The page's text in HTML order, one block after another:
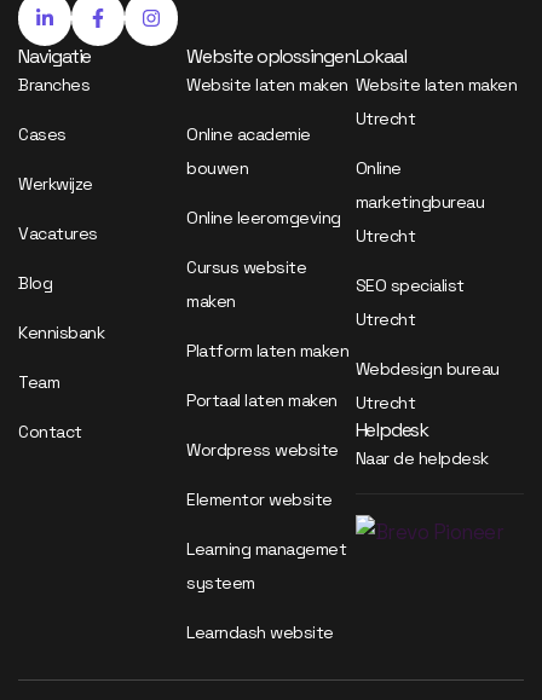
Navigatie
Branches
Cases
Werkwijze
Vacatures
Blog
Kennisbank
Team
Contact
Website oplossingen
Website laten maken
Online academie
bouwen
Online leeromgeving
Cursus website
maken
Platform laten maken
Portaal laten maken
Wordpress website
Elementor website
Learning managemet
systeem
Learndash website
Lokaal
Website laten maken
Utrecht
Online
marketingbureau
Utrecht
SEO specialist
Utrecht
Webdesign bureau
Utrecht
Helpdesk
Naar de helpdesk